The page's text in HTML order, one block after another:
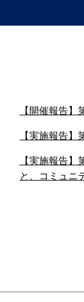
【開催報告
【実施報告
【実施報告
と、コミュニ